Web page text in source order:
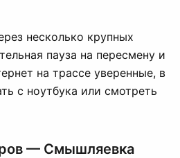
несколько крупных
пауза на пересмену и
на трассе уверенные, в
с ноутбука или смотреть
— Смышляевка